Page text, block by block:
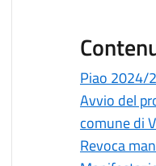
Piao 2024/
Avvio del
comune di
Revoca